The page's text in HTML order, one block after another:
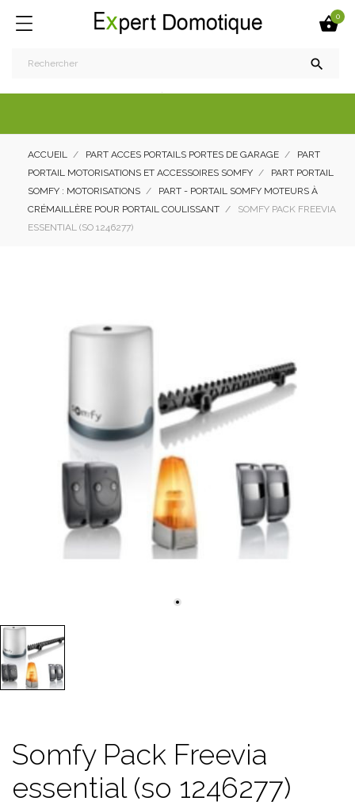
0

ACCUEIL PART ACCES PORTAILS PORTES DE GARAGE
PART
PORTAIL MOTORISATIONS ET ACCESSOIRES SOMFY
PART PORTAIL
SOMFY : MOTORISATIONS
PART - PORTAIL SOMFY MOTEURS À
CRÉMAILLÈRE POUR PORTAIL COULISSANT
SOMFY PACK FREEVIA
ESSENTIAL (SO 1246277)
Somfy Pack Freevia
essential (so 1246277)